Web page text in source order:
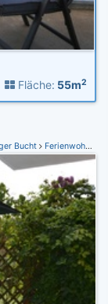
Fläche: 55m2
Bucht Ferienwohnung Graal-Müritz